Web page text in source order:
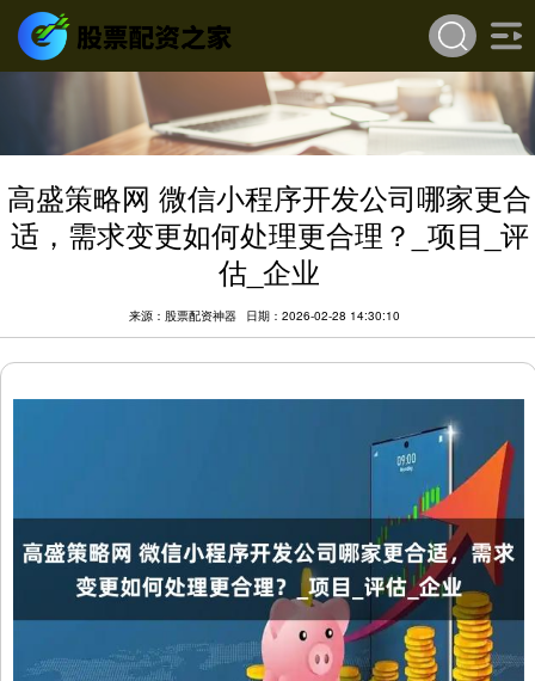
高盛策略网 微信小程序开发公司哪家更合
适，需求变更如何处理更合理？_项目_评
估_企业
来源：股票配资神器 日期：2026-02-28 14:30:10